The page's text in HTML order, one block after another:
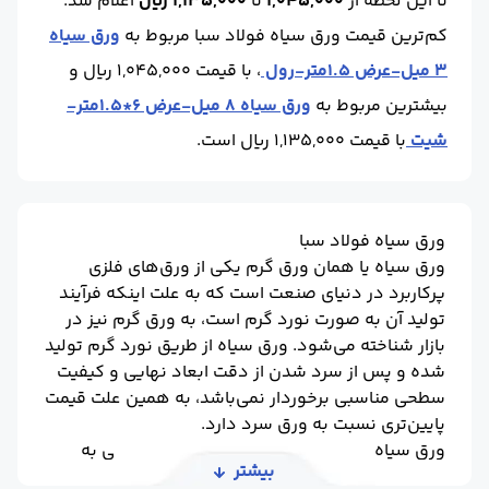
کم‌ترین قیمت ورق سیاه فولاد سبا مربوط به ورق سیاه
3 میل-عرض 1.5متر-رول
، با قیمت 1,045,000 ریال و
بیشترین مربوط به
ورق سیاه 8 میل-عرض 6*1.5متر-
شیتبا قیمت 1,135,000 ریال است.
ورق سیاه فولاد سبا
ورق سیاه یا همان ورق گرم یکی از ورق‌های فلزی
پرکاربرد در دنیای صنعت است که به علت اینکه فرآیند
تولید آن به صورت نورد گرم است، به ورق گرم نیز در
بازار شناخته می‌شود. ورق سیاه از طریق نورد گرم تولید
شده و پس از سرد شدن از دقت ابعاد نهایی و کیفیت
سطحی مناسبی برخوردار نمی‌باشد، به همین علت قیمت
پایین‌تری نسبت به ورق سرد دارد.
ورق سیاه فولاد سبا در ضخامت و ابعاد مختلفی به
حالت رول و شیت، فابریک و برش خورده تولید شده و
بیشتر